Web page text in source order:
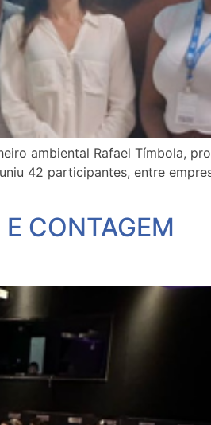
ambiental Rafael Tímbola,
42 participantes, entre
CONTAGEM